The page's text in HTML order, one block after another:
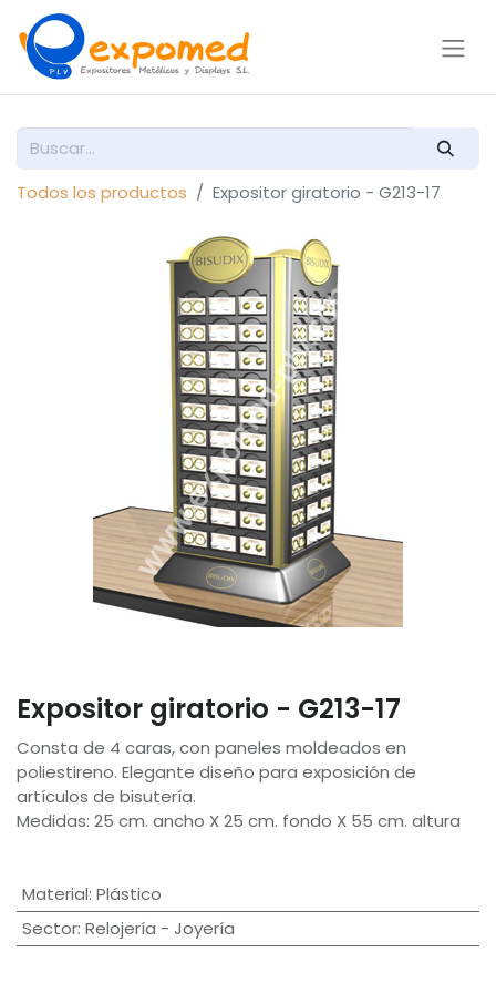
Todos los productos Expositor giratorio - G213-17
Expositor giratorio - G213-17
Consta de 4 caras, con paneles moldeados en
poliestireno. Elegante diseño para exposición de
artículos de bisutería.
Medidas: 25 cm. ancho X 25 cm. fondo X 55 cm. altura
Material: Plástico
Sector: Relojería - Joyería